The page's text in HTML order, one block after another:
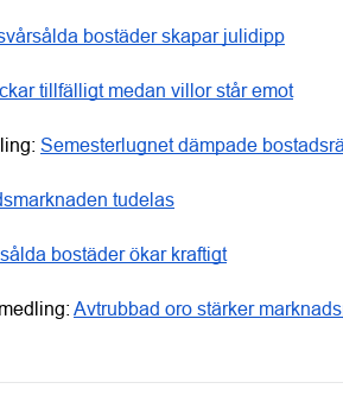
bostäder skapar julidipp
tillfälligt medan villor står emot
Semesterlugnet dämpade
tudelas
bostäder ökar kraftigt
Avtrubbad oro stärker